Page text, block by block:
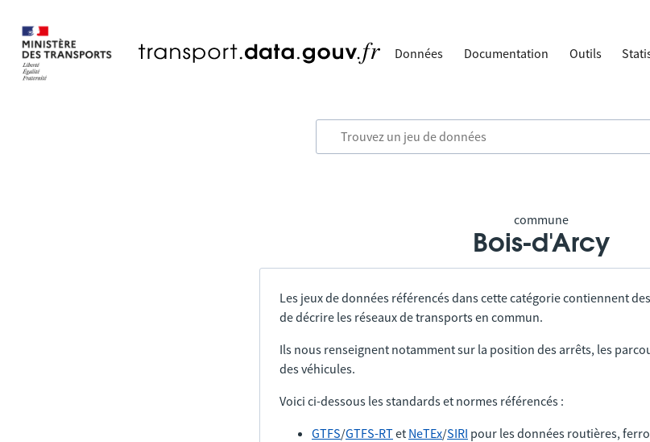
Données Documentation Outils
commune
Bois-d'Arcy
Les jeux de données référencés dans cette catégorie contiennent
de décrire les réseaux de transports en commun.
Ils nous renseignent notamment sur la position des arrêts, les
des véhicules.
Voici ci-dessous les standards et normes référencés :
GTFS/GTFS-RTet NeTEx/SIRI pour les données routières,